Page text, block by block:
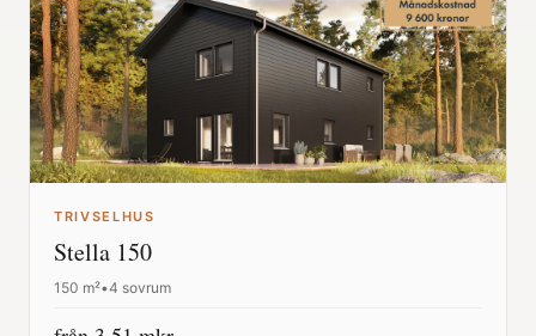
TRIVSELHUS
Stella 150
150 m²•4 sovrum